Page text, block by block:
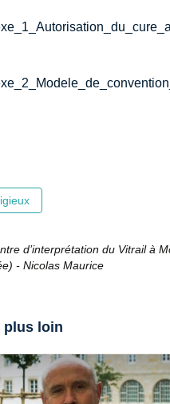
d’interprétation du Vitrail à
- Nicolas Maurice
plus loin